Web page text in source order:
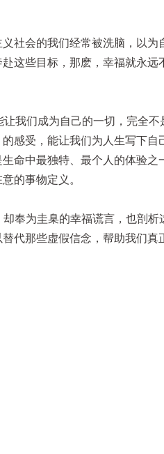
社会的我们经常被洗脑，以为
这些目标，那麽，幸福就永远
我们成为自己的一切，完全不
感受，能让我们为人生写下自
命中最独特、最个人的体验之
的事物定义。
奉为圭臬的幸福谎言，也剖析
代那些虚假信念，帮助我们真